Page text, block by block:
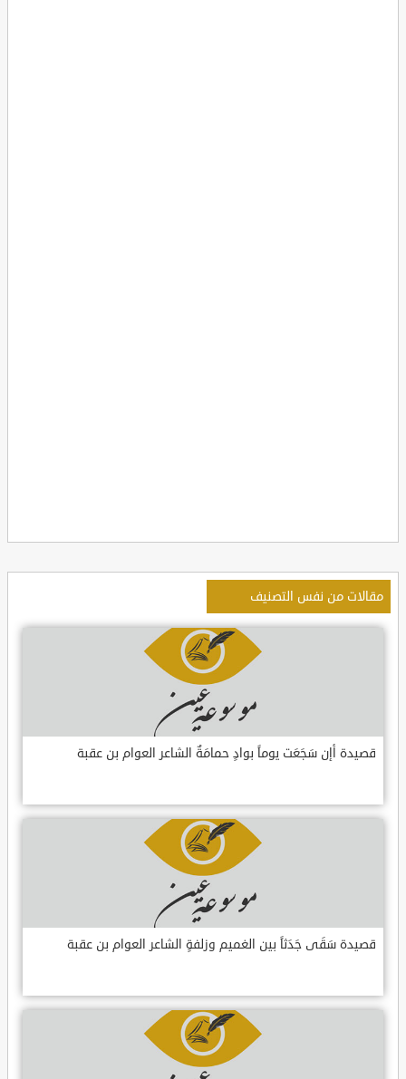
مقالات من نفس التصنيف
قصيدة أإن سَجَعَت يوماً بوادٍ حمامَةٌ الشاعر العوام بن عقبة
قصيدة سَقَى جَدَثاً بين الغميم وزلفةٍ الشاعر العوام بن عقبة